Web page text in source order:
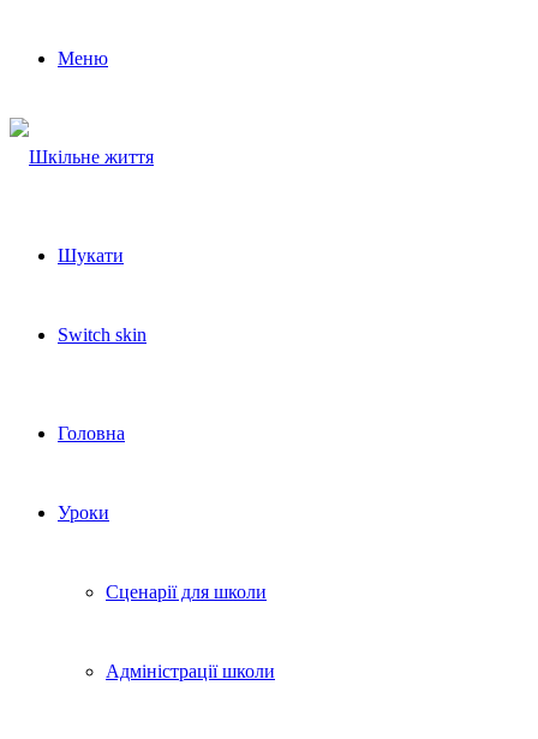
Меню
Шукати
Switch skin
Головна
Уроки
Сценарії для школи
Адміністрації школи